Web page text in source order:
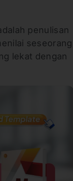
penulisan
seseorang
lekat dengan